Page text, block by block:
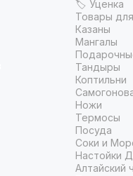
🏷 Уценка
Товары
Казаны
Мангалы
Тандыры
Коптильни
Ножи
Термосы
Посуда
Соки и
Настойки
Алтайский